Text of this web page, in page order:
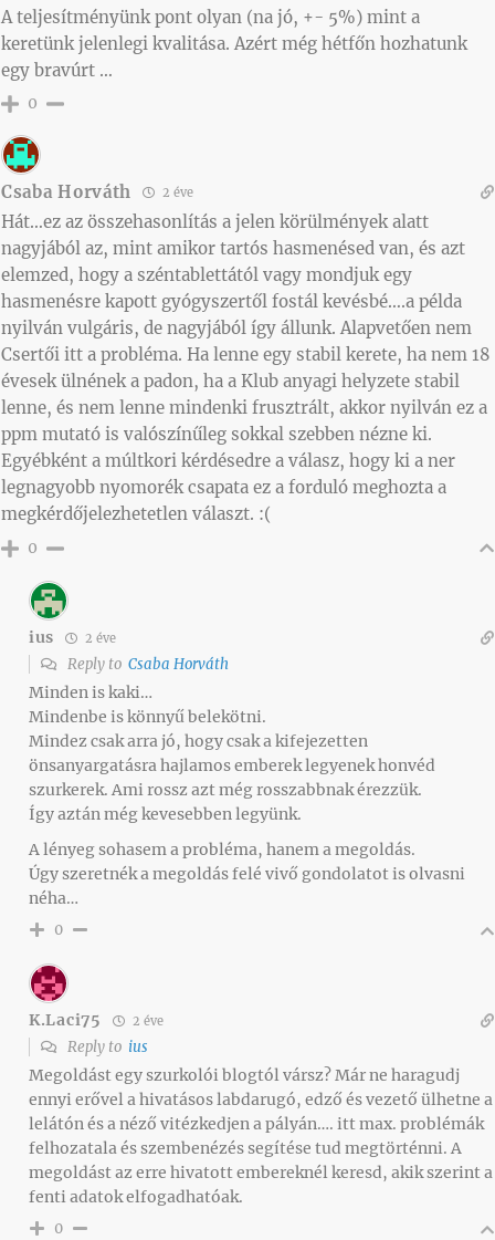
A teljesítményünk pont olyan (na jó, +- 5%) mint a
keretünk jelenlegi kvalitása. Azért még hétfőn hozhatunk
egy bravúrt …
0
Csaba Horváth 2 éve
Hát…ez az összehasonlítás a jelen körülmények alatt
nagyjából az, mint amikor tartós hasmenésed van, és azt
elemzed, hogy a széntablettától vagy mondjuk egy
hasmenésre kapott gyógyszertől fostál kevésbé….a példa
nyilván vulgáris, de nagyjából így állunk. Alapvetően nem
Csertői itt a probléma. Ha lenne egy stabil kerete, ha nem 18
évesek ülnének a padon, ha a Klub anyagi helyzete stabil
lenne, és nem lenne mindenki frusztrált, akkor nyilván ez a
ppm mutató is valószínűleg sokkal szebben nézne ki.
Egyébként a múltkori kérdésedre a válasz, hogy ki a ner
legnagyobb nyomorék csapata ez a forduló meghozta a
megkérdőjelezhetetlen választ. :(
0
ius 2 éve
Reply to Csaba Horváth
Minden is kaki…
Mindenbe is könnyű belekötni.
Mindez csak arra jó, hogy csak a kifejezetten
önsanyargatásra hajlamos emberek legyenek honvéd
szurkerek. Ami rossz azt még rosszabbnak érezzük.
Így aztán még kevesebben legyünk.
A lényeg sohasem a probléma, hanem a megoldás.
Úgy szeretnék a megoldás felé vivő gondolatot is olvasni
néha…
0
K.Laci75 2 éve
Reply to ius
Megoldást egy szurkolói blogtól vársz? Már ne haragudj
ennyi erővel a hivatásos labdarugó, edző és vezető ülhetne a
lelátón és a néző vitézkedjen a pályán…. itt max. problémák
felhozatala és szembenézés segítése tud megtörténni. A
megoldást az erre hivatott embereknél keresd, akik szerint a
fenti adatok elfogadhatóak.
0